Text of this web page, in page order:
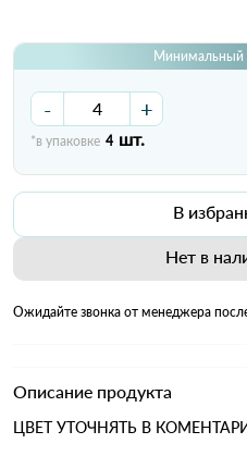
Минимальный
- +
*в упаковке 4 шт.
В
Нет в
Ожидайте звонка от менеджера
Описание продукта
ЦВЕТ УТОЧНЯТЬ В